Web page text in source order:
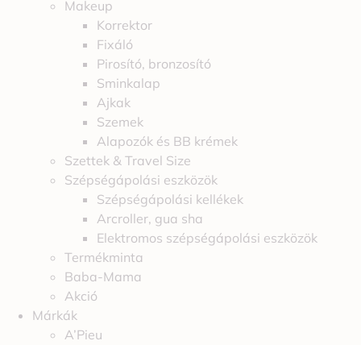
Makeup
Korrektor
Fixáló
Pirosító, bronzosító
Sminkalap
Ajkak
Szemek
Alapozók és BB krémek
Szettek & Travel Size
Szépségápolási eszközök
Szépségápolási kellékek
Arcroller, gua sha
Elektromos szépségápolási eszközök
Termékminta
Baba-Mama
Akció
Márkák
A’Pieu